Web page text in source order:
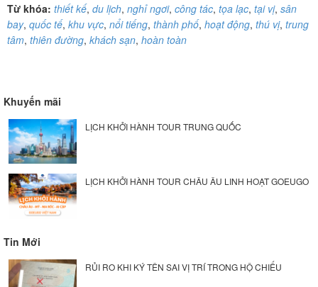
Từ khóa: thiết kế, du lịch, nghỉ ngơi, công tác, tọa lạc, tại vị, sân
bay, quốc tế, khu vực, nổi tiếng, thành phố, hoạt động, thú vị, trung
tâm, thiên đường, khách sạn, hoàn toàn
Khuyến mãi
LỊCH KHỞI HÀNH TOUR TRUNG QUỐC
LỊCH KHỞI HÀNH TOUR CHÂU ÂU LINH HOẠT GOEUGO
Tin Mới
RỦI RO KHI KÝ TÊN SAI VỊ TRÍ TRONG HỘ CHIẾU